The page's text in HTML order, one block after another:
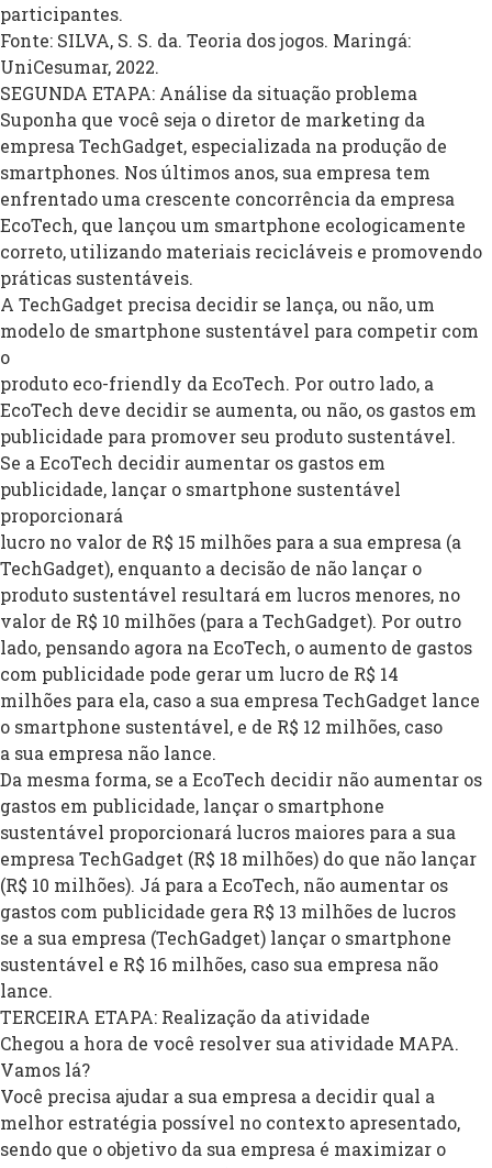
participantes.
Fonte: SILVA, S. S. da. Teoria dos jogos. Maringá:
UniCesumar, 2022.
SEGUNDA ETAPA: Análise da situação problema
Suponha que você seja o diretor de marketing da
empresa TechGadget, especializada na produção de
smartphones. Nos últimos anos, sua empresa tem
enfrentado uma crescente concorrência da empresa
EcoTech, que lançou um smartphone ecologicamente
correto, utilizando materiais recicláveis e promovendo
práticas sustentáveis.
A TechGadget precisa decidir se lança, ou não, um
modelo de smartphone sustentável para competir com
o
produto eco-friendly da EcoTech. Por outro lado, a
EcoTech deve decidir se aumenta, ou não, os gastos em
publicidade para promover seu produto sustentável.
Se a EcoTech decidir aumentar os gastos em
publicidade, lançar o smartphone sustentável
proporcionará
lucro no valor de R$ 15 milhões para a sua empresa (a
TechGadget), enquanto a decisão de não lançar o
produto sustentável resultará em lucros menores, no
valor de R$ 10 milhões (para a TechGadget). Por outro
lado, pensando agora na EcoTech, o aumento de gastos
com publicidade pode gerar um lucro de R$ 14
milhões para ela, caso a sua empresa TechGadget lance
o smartphone sustentável, e de R$ 12 milhões, caso
a sua empresa não lance.
Da mesma forma, se a EcoTech decidir não aumentar os
gastos em publicidade, lançar o smartphone
sustentável proporcionará lucros maiores para a sua
empresa TechGadget (R$ 18 milhões) do que não lançar
(R$ 10 milhões). Já para a EcoTech, não aumentar os
gastos com publicidade gera R$ 13 milhões de lucros
se a sua empresa (TechGadget) lançar o smartphone
sustentável e R$ 16 milhões, caso sua empresa não
lance.
TERCEIRA ETAPA: Realização da atividade
Chegou a hora de você resolver sua atividade MAPA.
Vamos lá?
Você precisa ajudar a sua empresa a decidir qual a
melhor estratégia possível no contexto apresentado,
sendo que o objetivo da sua empresa é maximizar o